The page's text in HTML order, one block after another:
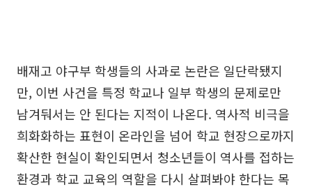
배재고 야구부 학생들의 사과로 논란은 일단락됐지
만, 이번 사건을 특정 학교나 일부 학생의 문제로만
남겨둬서는 안 된다는 지적이 나온다. 역사적 비극을
희화화하는 표현이 온라인을 넘어 학교 현장으로까지
확산한 현실이 확인되면서 청소년들이 역사를 접하는
환경과 학교 교육의 역할을 다시 살펴봐야 한다는 목